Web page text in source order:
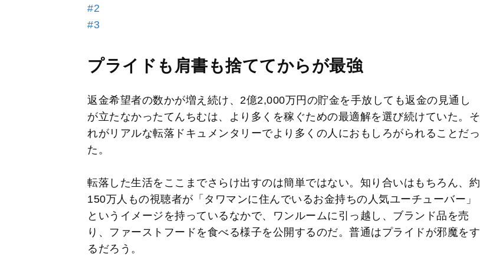
e
#2
#3
プライドも肩書も捨ててからが最強
返金希望者の数かが増え続け、2億2,000万円の貯金を手放しても返金の見通し
が立たなかったてんちむは、より多くを稼ぐための最適解を選び続けていた。そ
れがリアルな転落ドキュメンタリーでより多くの人におもしろがられることだっ
た。
転落した生活をここまでさらけ出すのは簡単ではない。知り合いはもちろん、約
150万人もの視聴者が「タワマンに住んでいるお金持ちの人気ユーチューバー」
というイメージを持っているなかで、ワンルームに引っ越し、ブランド品を売
り、ファーストフードを食べる様子を公開するのだ。普通はプライドが邪魔をす
るだろう。